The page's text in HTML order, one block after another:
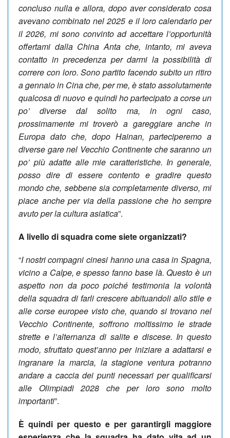
concluso nulla e allora, dopo aver considerato cosa
avevano combinato nel 2025 e il loro calendario per
il 2026, mi sono convinto ad accettare l’opportunità
offertami dalla China Anta che, intanto, mi aveva
contatto in precedenza per darmi la possibilità di
correre con loro. Sono partito facendo subito un ritiro
a gennaio in Cina che, per me, è stato assolutamente
qualcosa di nuovo e quindi ho partecipato a corse un
po’ diverse dal solito ma, in ogni caso,
prossimamente mi troverò a gareggiare anche in
Europa dato che, dopo Hainan, parteciperemo a
diverse gare nel Vecchio Continente che saranno un
po’ più adatte alle mie caratteristiche. In generale,
posso dire di essere contento e gradire questo
mondo che, sebbene sia completamente diverso, mi
piace anche per via della passione che ho sempre
avuto per la cultura asiatica”.
A livello di squadra come siete organizzati?
“I nostri compagni cinesi hanno una casa in Spagna,
vicino a Calpe, e spesso fanno base là. Questo è un
aspetto non da poco poiché testimonia la volontà
della squadra di farli crescere abituandoli allo stile e
alle corse europee visto che, quando si trovano nel
Vecchio Continente, soffrono moltissimo le strade
strette e l’alternanza di salite e discese. In questo
modo, sfruttato quest’anno per iniziare a adattarsi e
ingranare la marcia, la stagione ventura potranno
andare a caccia dei punti necessari per qualificarsi
alle Olimpiadi 2028 che per loro sono molto
importanti”.
È quindi per questo e per garantirgli maggiore